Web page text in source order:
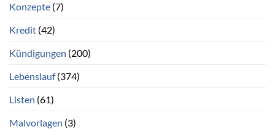
Konzepte (7)
Kredit (42)
Kündigungen (200)
Lebenslauf(374)
Listen (61)
Malvorlagen (3)